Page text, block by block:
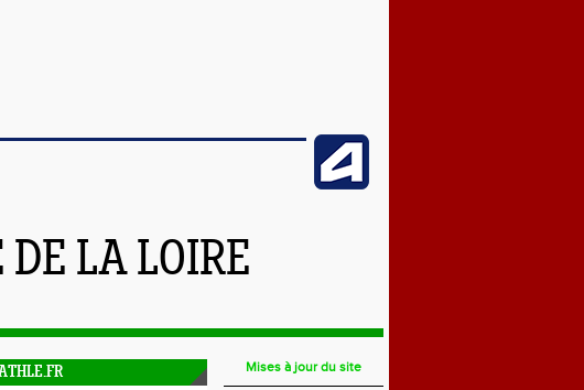
LA LOIRE
Mises à jour du site